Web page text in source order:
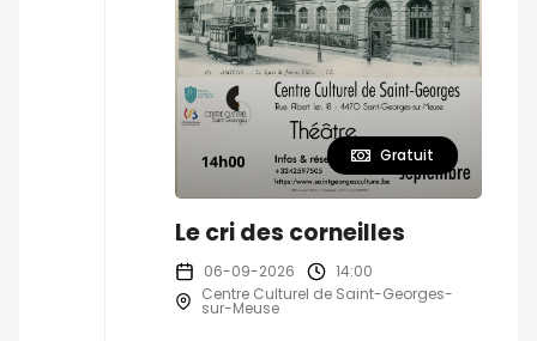
Gratuit
Le cri des corneilles
06-09-2026
14:00
Centre Culturel de Saint-Georges-
sur-Meuse